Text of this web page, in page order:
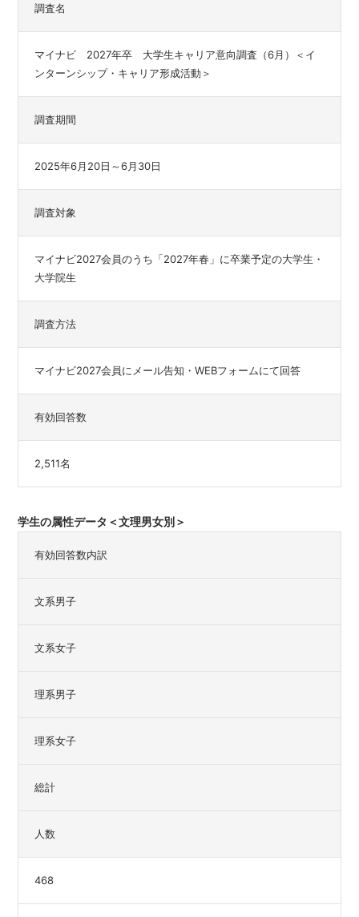
調査名
マイナビ 2027年卒 大学生キャリア意向調査（6月）＜イ
ンターンシップ・キャリア形成活動＞
調査期間
2025年6月20日～6月30日
調査対象
マイナビ2027会員のうち「2027年春」に卒業予定の大学生・
大学院生
調査方法
マイナビ2027会員にメール告知・WEBフォームにて回答
有効回答数
2,511名
学生の属性データ＜文理男女別＞
有効回答数内訳
文系男子
文系女子
理系男子
理系女子
総計
人数
468